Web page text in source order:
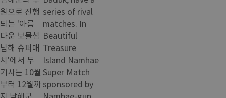
원으로 진행
되는 '아름
다운 보물섬
남해 슈퍼매
치'에서 두
기사는 10월
부터 12월까
series of rival
matches. In
Beautiful
Treasure
Island Namhae
Super Match
sponsored by